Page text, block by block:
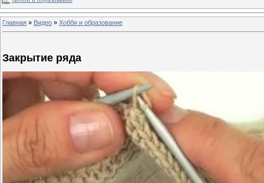
Главная » Видео » Хобби и образование
Закрытие ряда